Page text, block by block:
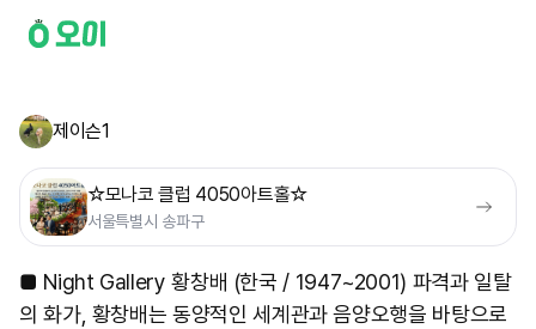
제이슨1
☆모나코 클럽 4050아트홀☆
서울특별시 송파구
■ Night Gallery 황창배 (한국 / 1947~2001) 파격과 일탈
의 화가, 황창배는 동양적인 세계관과 음양오행을 바탕으로